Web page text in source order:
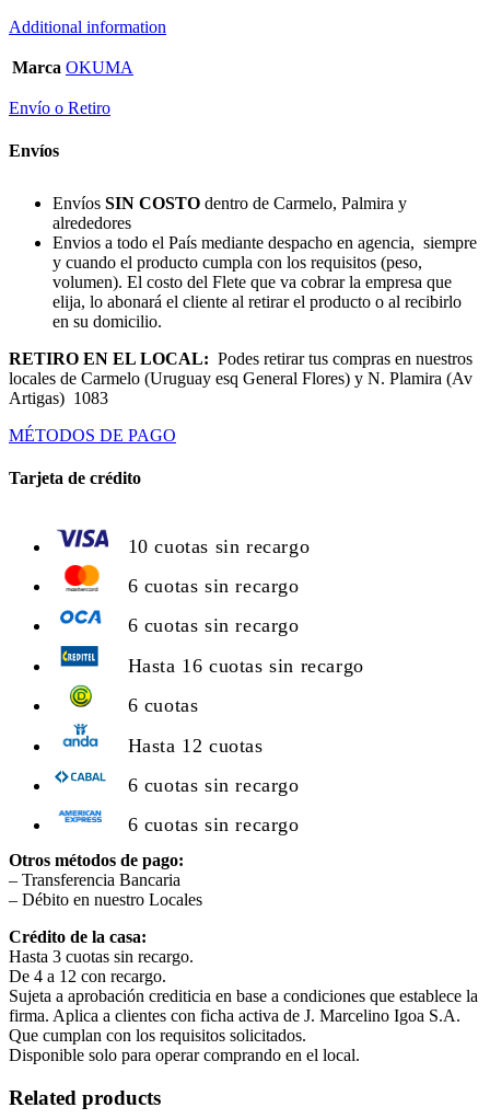
Additional information
Marca OKUMA
Envío o Retiro
Envíos
Envíos SIN COSTO dentro de Carmelo, Palmira y
alrededores
Envios a todo el País mediante despacho en agencia, siempre
y cuando el producto cumpla con los requisitos (peso,
volumen). El costo del Flete que va cobrar la empresa que
elija, lo abonará el cliente al retirar el producto o al recibirlo
en su domicilio.
RETIRO EN EL LOCAL: Podes retirar tus compras en nuestros
locales de Carmelo (Uruguay esq General Flores) y N. Plamira (Av
Artigas) 1083
MÉTODOS DE PAGO
Tarjeta de crédito
10 cuotas sin recargo
6 cuotas sin recargo
6 cuotas sin recargo
Hasta 16 cuotas sin recargo
6 cuotas
Hasta 12 cuotas
6 cuotas sin recargo
6 cuotas sin recargo
Otros métodos de pago:
– Transferencia Bancaria
– Débito en nuestro Locales
Crédito de la casa:
Hasta 3 cuotas sin recargo.
De 4 a 12 con recargo.
Sujeta a aprobación crediticia en base a condiciones que establece la
firma. Aplica a clientes con ficha activa de J. Marcelino Igoa S.A.
Que cumplan con los requisitos solicitados.
Disponible solo para operar comprando en el local.
Related products